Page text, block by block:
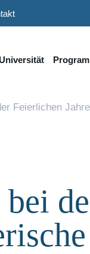
Universität
Feierlichen